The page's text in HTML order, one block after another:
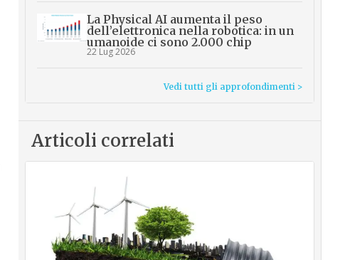
La Physical AI aumenta il peso
dell’elettronica nella robotica: in un
umanoide ci sono 2.000 chip
22 Lug 2026
Vedi tutti gli approfondimenti >
Articoli correlati